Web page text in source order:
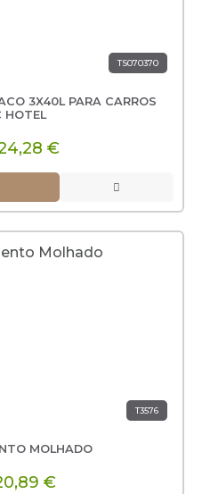
TS070370
3X40L PARA CARROS
HOTEL
€
T3576
MOLHADO
€